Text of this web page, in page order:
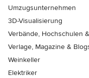
Umzugsunternehmen
3D-Visualisierung
Verbände, Hochschulen
Verlage, Magazine &
Weinkeller
Elektriker